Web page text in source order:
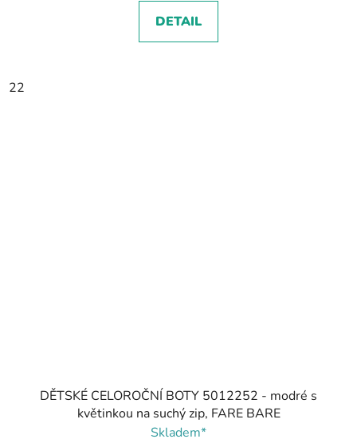
DETAIL
22
DĚTSKÉ CELOROČNÍ BOTY 5012252 - modré s
květinkou na suchý zip, FARE BARE
Skladem*